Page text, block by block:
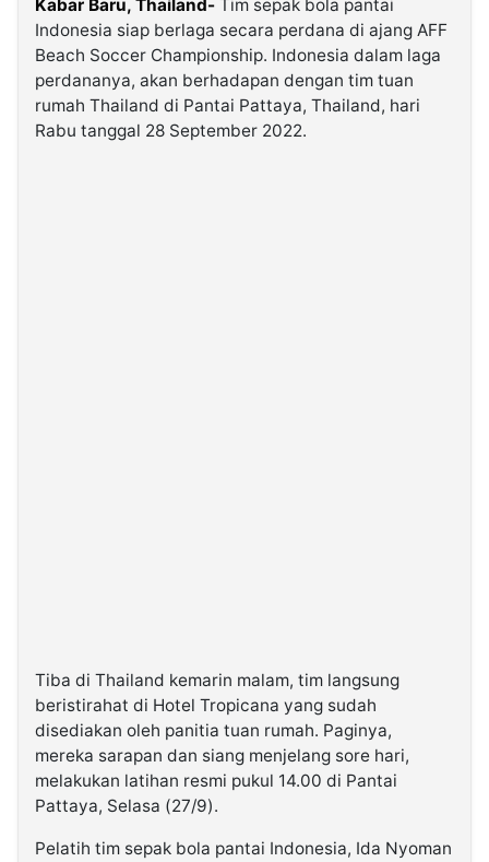
Kabarbaru.co
2026
Kabar Baru, Thailand- Tim sepak bola pantai
Indonesia siap berlaga secara perdana di ajang AFF
Beach Soccer Championship. Indonesia dalam laga
perdananya, akan berhadapan dengan tim tuan
rumah Thailand di Pantai Pattaya, Thailand, hari
Rabu tanggal 28 September 2022.
Tiba di Thailand kemarin malam, tim langsung
beristirahat di Hotel Tropicana yang sudah
disediakan oleh panitia tuan rumah. Paginya,
mereka sarapan dan siang menjelang sore hari,
melakukan latihan resmi pukul 14.00 di Pantai
Pattaya, Selasa (27/9).
Pelatih tim sepak bola pantai Indonesia, Ida Nyoman